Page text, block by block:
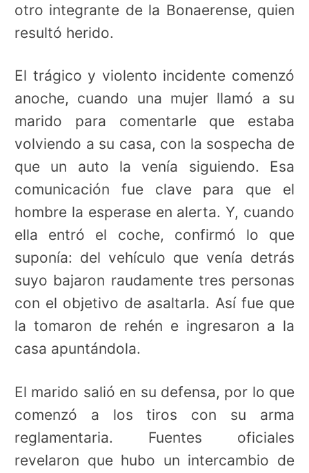
otro integrante de la Bonaerense, quien
resultó herido.
El trágico y violento incidente comenzó
anoche, cuando una mujer llamó a su
marido para comentarle que estaba
volviendo a su casa, con la sospecha de
que un auto la venía siguiendo. Esa
comunicación fue clave para que el
hombre la esperase en alerta. Y, cuando
ella entró el coche, confirmó lo que
suponía: del vehículo que venía detrás
suyo bajaron raudamente tres personas
con el objetivo de asaltarla. Así fue que
la tomaron de rehén e ingresaron a la
casa apuntándola.
El marido salió en su defensa, por lo que
comenzó a los tiros con su arma
reglamentaria. Fuentes oficiales
revelaron que hubo un intercambio de